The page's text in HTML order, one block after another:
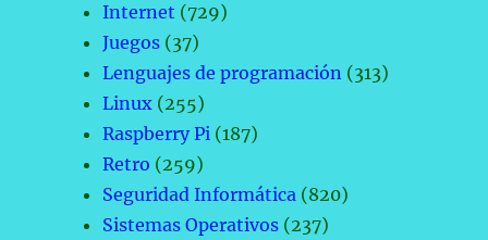
Internet (729)
Juegos (37)
Lenguajes de programación (313)
Linux (255)
Raspberry Pi (187)
Retro (259)
Seguridad Informática (820)
Sistemas Operativos (237)